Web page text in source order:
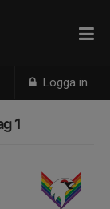
Logga in
1